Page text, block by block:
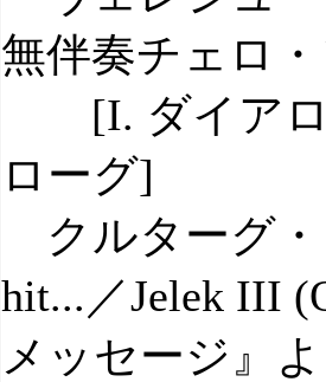
無伴奏チェロ
[I. ダイアロ
ローグ]
クルターグ・
hit...／Jelek III
メッセージ』